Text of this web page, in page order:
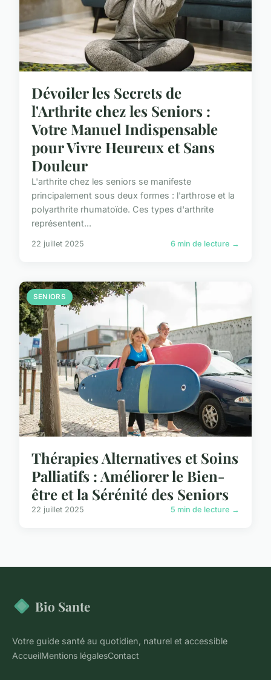
Dévoiler les Secrets de
l'Arthrite chez les Seniors :
Votre Manuel Indispensable
pour Vivre Heureux et Sans
Douleur
L'arthrite chez les seniors se manifeste
principalement sous deux formes : l'arthrose et la
polyarthrite rhumatoïde. Ces types d'arthrite
représentent...
22 juillet 2025 6 min de lecture →
SENIORS
Thérapies Alternatives et Soins
Palliatifs : Améliorer le Bien-
être et la Sérénité des Seniors
22 juillet 2025 5 min de lecture →
Bio Sante
Votre guide santé au quotidien, naturel et accessible
AccueilMentions légalesContact